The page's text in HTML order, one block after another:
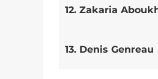
12. Zakaria
13. Denis Genreau